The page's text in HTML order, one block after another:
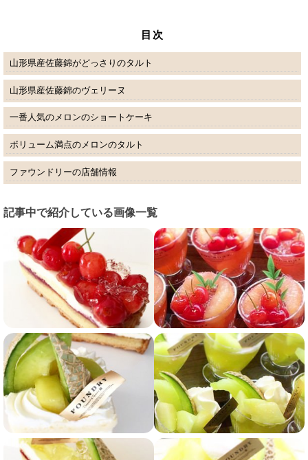
目次
山形県産佐藤錦がどっさりのタルト
山形県産佐藤錦のヴェリーヌ
一番人気のメロンのショートケーキ
ボリューム満点のメロンのタルト
ファウンドリーの店舗情報
記事中で紹介している画像一覧